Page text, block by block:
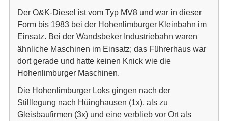
Der O&K-Diesel ist vom Typ MV8 und war in dieser
Form bis 1983 bei der Hohenlimburger Kleinbahn im
Einsatz. Bei der Wandsbeker Industriebahn waren
ähnliche Maschinen im Einsatz; das Führerhaus war
dort gerade und hatte keinen Knick wie die
Hohenlimburger Maschinen.
Die Hohenlimburger Loks gingen nach der
Stilllegung nach Hüinghausen (1x), als zu
Gleisbaufirmen (3x) und eine verblieb vor Ort als